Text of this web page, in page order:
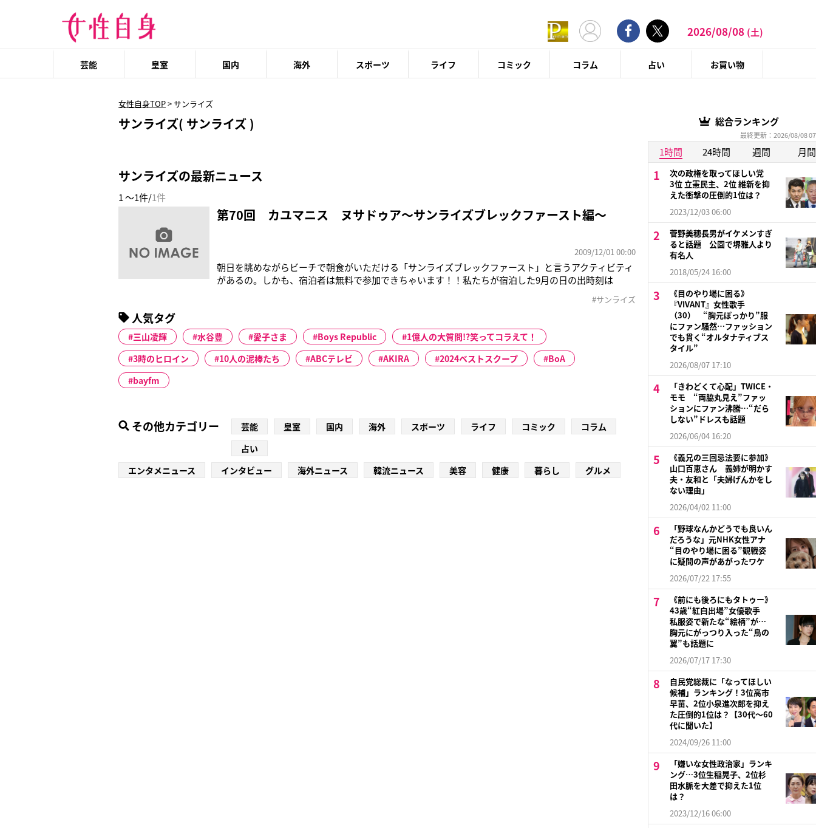
2026/08/08 (土)
芸能 皇室 国内 海外 スポーツ ライフ コミック コラム 占い お買い物
女性自身TOP>サンライズ
サンライズ( サンライズ )
サンライズの最新ニュース
1 ～1件/1件
第70回 カユマニス ヌサドゥア～サンライズブレックファースト編～
2009/12/01 00:00
朝日を眺めながらビーチで朝食がいただける「サンライズブレックファースト」と言うアクティビティ
があるの。しかも、宿泊者は無料で参加できちゃいます！！私たちが宿泊した9月の日の出時刻は
日の始まりを静かに待つ日の出前のプライベートビーチには、島に棲む神々がひっそりと現れそうな
#サンライズ
人気タグ
三山凌輝 水谷豊 愛子さま Boys Republic
1億人の大質問!?笑ってコラえて！
3時のヒロイン
10人の泥棒たち ABCテレビ AKIRA 2024ベストスクープ
BoA
bayfm
その他カテゴリー 芸能 皇室 国内 海外 スポーツ ライフ コミック
コラム
占い
エンタメニュース
インタビュー 海外ニュース 韓流ニュース 美容 健康 暮らし グルメ
総合ランキング
最終更新：2026/08/08
1時間 24時間 週間 月間
次の政権を取ってほしい党
3位 立憲民主、2位 維新を抑
えた衝撃の圧倒的1位は？
2023/12/03 06:00
菅野美穂長男がイケメンすぎ
ると話題 公園で堺雅人より
有名人
2018/05/24 16:00
《目のやり場に困る》
『VIVANT』女性歌手
（30） “胸元ぽっかり”服
にファン騒然…ファッション
でも貫く“オルタナティブス
タイル”
2026/08/07 17:10
「きわどくて心配」TWICE・
モモ “両脇丸見え”ファッ
ションにファン沸騰…“だら
しない”ドレスも話題
2026/06/04 16:20
《義兄の三回忌法要に参加》
山口百恵さん 義姉が明かす
夫・友和と「夫婦げんかをし
ない理由」
2026/04/02 11:00
「野球なんかどうでも良いん
だろうな」元NHK女性アナ
“目のやり場に困る”観戦姿
に疑問の声があがったワケ
2026/07/22 17:55
《前にも後ろにもタトゥー》
43歳“紅白出場”女優歌手
私服姿で新たな“絵柄”が…
胸元にがっつり入った“鳥の
翼”も話題に
2026/07/17 17:30
自民党総裁に「なってほしい
候補」ランキング！3位高市
早苗、2位小泉進次郎を抑え
た圧倒的1位は？【30代〜60
代に聞いた】
2024/09/26 11:00
「嫌いな女性政治家」ランキ
ング…3位生稲晃子、2位杉
田水脈を大差で抑えた1位
は？
2023/12/16 06:00